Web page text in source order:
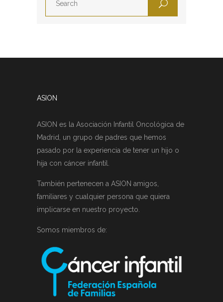
ASION
ASION es la Asociación Infantil Oncológica de
Madrid, un grupo de padres que hemos
pasado por la experiencia de tener un hijo o
hija con cáncer infantil.
También pertenecen a ASION amigos,
familiares y cualquier persona que quiera
implicarse en nuestro proyecto.
Somos miembros de: